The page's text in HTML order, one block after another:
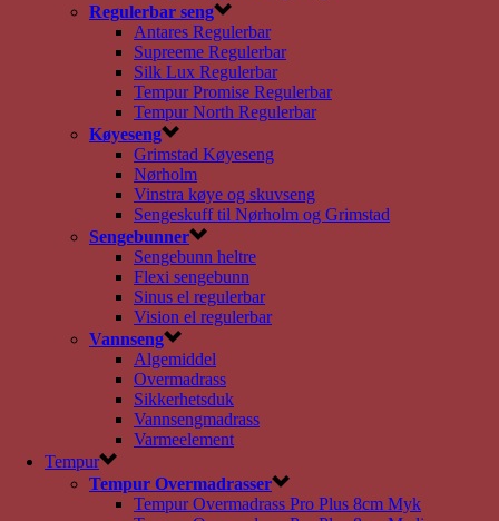
Regulerbar seng
Antares Regulerbar
Supreeme Regulerbar
Silk Lux Regulerbar
Tempur Promise Regulerbar
Tempur North Regulerbar
Køyeseng
Grimstad Køyeseng
Nørholm
Vinstra køye og skuvseng
Sengeskuff til Nørholm og Grimstad
Sengebunner
Sengebunn heltre
Flexi sengebunn
Sinus el regulerbar
Vision el regulerbar
Vannseng
Algemiddel
Overmadrass
Sikkerhetsduk
Vannsengmadrass
Varmeelement
Tempur
Tempur Overmadrasser
Tempur Overmadrass Pro Plus 8cm Myk